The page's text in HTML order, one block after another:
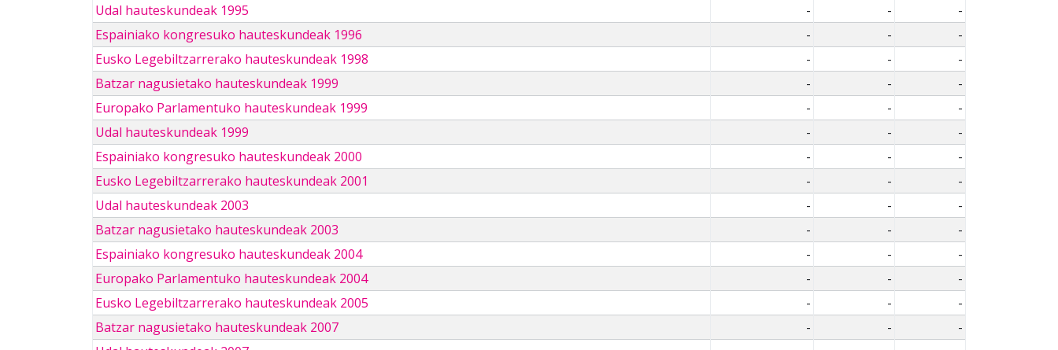
Udal hauteskundeak 1995
- -
-
Espainiako kongresuko hauteskundeak 1996
- -
-
Eusko Legebiltzarrerako hauteskundeak 1998
- -
-
Batzar nagusietako hauteskundeak 1999
- -
-
Europako Parlamentuko hauteskundeak 1999
- -
-
Udal hauteskundeak 1999
- -
-
Espainiako kongresuko hauteskundeak 2000
- -
-
Eusko Legebiltzarrerako hauteskundeak 2001
- -
-
Udal hauteskundeak 2003
- -
-
Batzar nagusietako hauteskundeak 2003
- -
-
Espainiako kongresuko hauteskundeak 2004
- -
-
Europako Parlamentuko hauteskundeak 2004
- -
-
Eusko Legebiltzarrerako hauteskundeak 2005
- -
-
Batzar nagusietako hauteskundeak 2007
- -
-